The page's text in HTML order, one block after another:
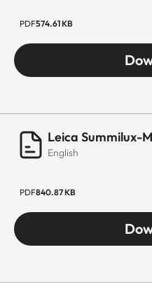
PDF574.61 KB
Leica Summilux-
English
PDF840.87 KB